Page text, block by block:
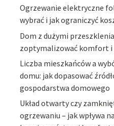
Ogrzewanie elektryczne
wybrać i jak ograniczyć
Dom z dużymi
zoptymalizować komfort i
Liczba mieszkańców a
domu: jak dopasować
gospodarstwa domowego
Układ otwarty czy
ogrzewaniu – jak wpływa